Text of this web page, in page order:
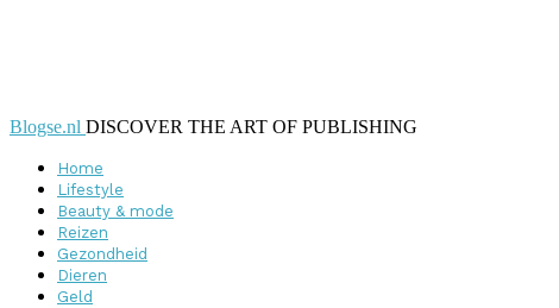
Blogse.nl DISCOVER THE ART OF PUBLISHING
Home
Lifestyle
Beauty & mode
Reizen
Gezondheid
Dieren
Geld